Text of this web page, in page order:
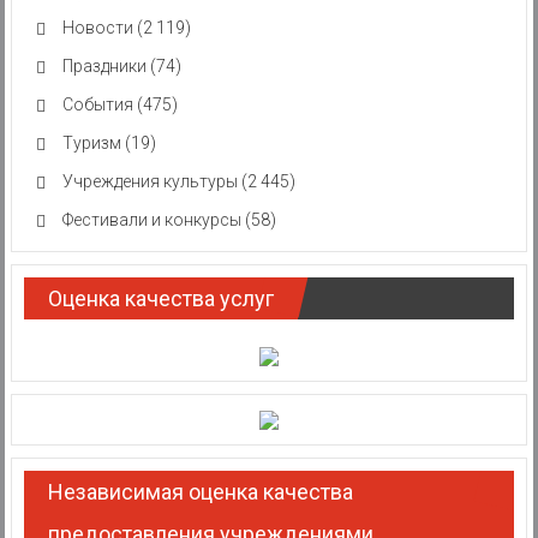
Новости (2 119)
Праздники (74)
События (475)
Туризм (19)
Учреждения культуры (2 445)
Фестивали и конкурсы (58)
Оценка качества услуг
Независимая оценка качества